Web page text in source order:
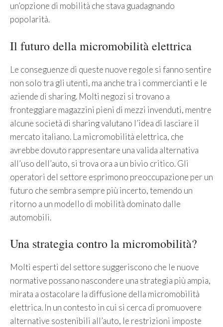
un’opzione di mobilità che stava guadagnando
popolarità.
Il futuro della micromobilità elettrica
Le conseguenze di queste nuove regole si fanno sentire
non solo tra gli utenti, ma anche tra i commercianti e le
aziende di sharing. Molti negozi si trovano a
fronteggiare magazzini pieni di mezzi invenduti, mentre
alcune società di sharing valutano l’idea di lasciare il
mercato italiano. La micromobilità elettrica, che
avrebbe dovuto rappresentare una valida alternativa
all’uso dell’auto, si trova ora a un bivio critico. Gli
operatori del settore esprimono preoccupazione per un
futuro che sembra sempre più incerto, temendo un
ritorno a un modello di mobilità dominato dalle
automobili.
Una strategia contro la micromobilità?
Molti esperti del settore suggeriscono che le nuove
normative possano nascondere una strategia più ampia,
mirata a ostacolare la diffusione della micromobilità
elettrica. In un contesto in cui si cerca di promuovere
alternative sostenibili all’auto, le restrizioni imposte